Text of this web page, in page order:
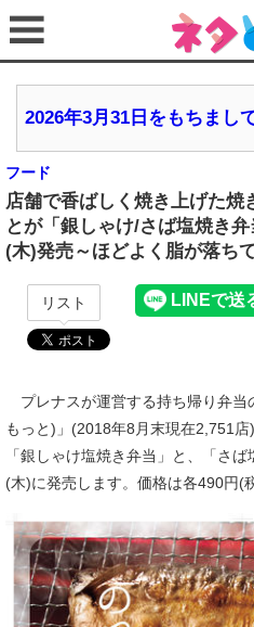
2026年3月31日をもちまし
フード
店舗で香ばしく焼き上げた焼
とが「銀しゃけ/さば塩焼き
(木)発売～ほどよく脂が落ち
リスト
プレナスが運営する持ち帰り弁当
もっと)」(2018年8月末現在2,751
「銀しゃけ塩焼き弁当」と、「さ
(木)に発売します。価格は各490円(